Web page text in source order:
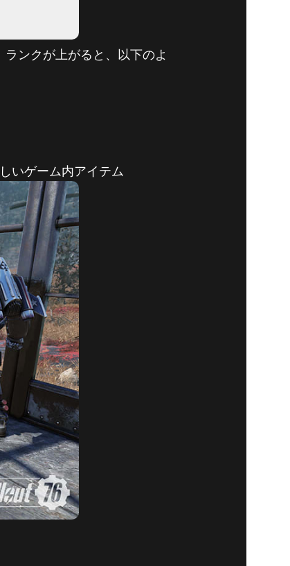
ンクが上がると、以下のよ
いゲーム内アイテム